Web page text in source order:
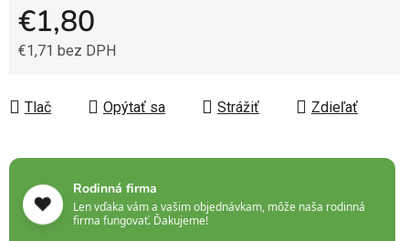
€1,80
€1,71 bez DPH
Tlač
Opýtať sa Strážiť Zdieľať
❤️
Rodinná firma
Len vďaka vám a vašim objednávkam, môže naša rodinná
firma fungovať. Ďakujeme!